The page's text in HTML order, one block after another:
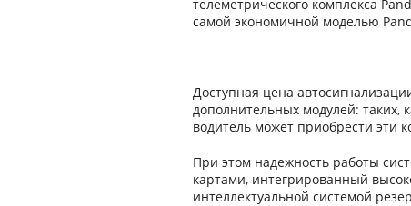
телеметрического комплекса
самой экономичной моделью
Доступная цена
дополнительных модулей: таких,
водитель может приобрести эти
При этом надежность работы
картами, интегрированный
интеллектуальной системой